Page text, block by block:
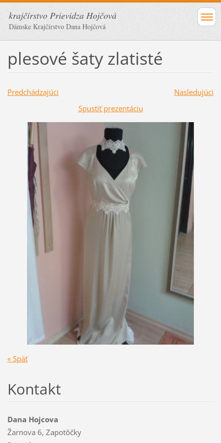
krajčírstvo Prievidza Hojčová
Dámske Krajčírstvo Dana Hojčová
plesové šaty zlatisté
Predchádzajúci
Nasledujúci
Spustiť prezentáciu
« Späť
Kontakt
Dana Hojcova
Žarnova 6, Zapotôčky